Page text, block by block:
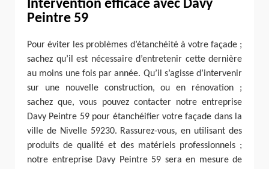
Intervention efficace avec Davy
Peintre 59
Pour éviter les problèmes d’étanchéité à votre façade ;
sachez qu’il est nécessaire d’entretenir cette dernière
au moins une fois par année. Qu’il s’agisse d’intervenir
sur une nouvelle construction, ou en rénovation ;
sachez que, vous pouvez contacter notre entreprise
Davy Peintre 59 pour étanchéifier votre façade dans la
ville de Nivelle 59230. Rassurez-vous, en utilisant des
produits de qualité et des matériels professionnels ;
notre entreprise Davy Peintre 59 sera en mesure de